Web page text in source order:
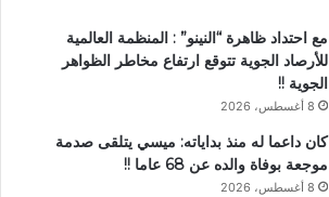
مع احتداد ظاهرة “النينو” : المنظمة العالمية
للأرصاد الجوية تتوقع ارتفاع مخاطر الظواهر
الجوية !!
8 أغسطس، 2026
كان داعما له منذ بداياته: ميسي يتلقى صدمة
موجعة بوفاة والده عن 68 عاما !!
8 أغسطس، 2026